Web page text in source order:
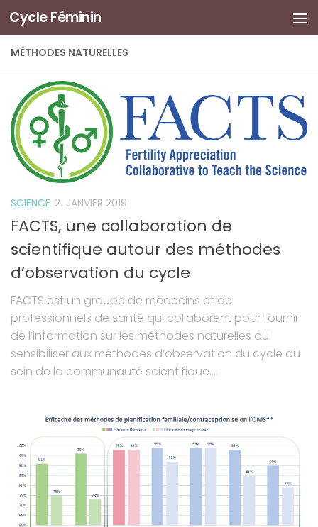
Cycle Féminin
MÉTHODES NATURELLES
SCIENCE 21 JANVIER 2019
FACTS, une collaboration de
scientifique autour des méthodes
d’observation du cycle
FACTS est un groupe de médecins et de
professionnels de santé qui collaborent pour fournir
de l’information sur les méthodes naturelles ou
sensibiliser aux méthodes d’observation du cycle au
sein de la communauté scientifique....